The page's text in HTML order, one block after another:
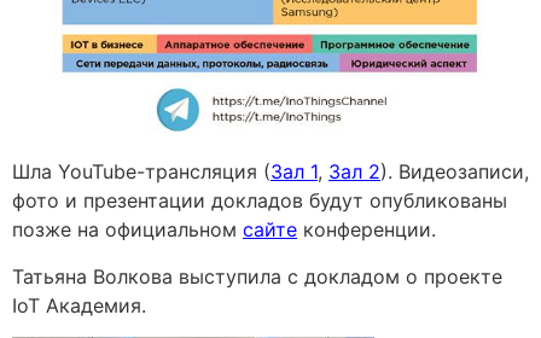
Шла YouTube-трансляция (Зал 1, Зал 2). Видеозаписи,
фото и презентации докладов будут опубликованы
позже на официальном сайте конференции.
Татьяна Волкова выступила с докладом о проекте
IoT Академия.